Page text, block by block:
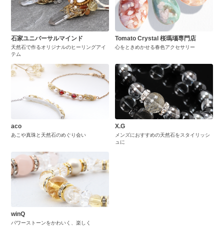
石家ユニバーサルマインド
天然石で作るオリジナルのヒーリングアイ
テム
Tomato Crystal 桜瑪瑙専門店
心をときめかせる春色アクセサリー
aco
あこや真珠と天然石のめぐり会い
X.G
メンズにおすすめの天然石をスタイリッシ
ュに
winQ
パワーストーンをかわいく、楽しく